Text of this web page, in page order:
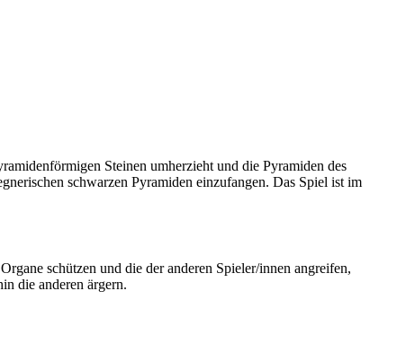
Steinen umherzieht und die Pyramiden des
schwarzen Pyramiden einzufangen. Das Spiel ist im
schützen und die der anderen Spieler/innen angreifen,
die anderen ärgern.